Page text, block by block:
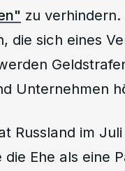
zu verhindern.
die sich eines
Unternehmen
Russland im
die Ehe als eine